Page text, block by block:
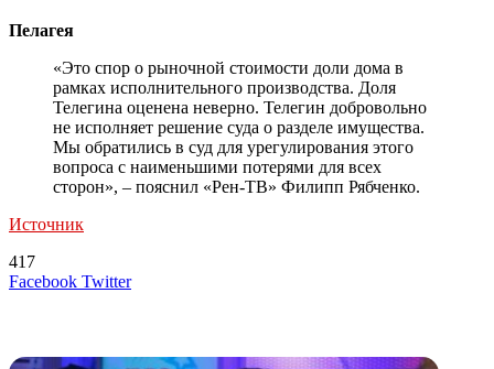
Пелагея
«Это спор о рыночной стоимости доли дома в
рамках исполнительного производства. Доля
Телегина оценена неверно. Телегин добровольно
не исполняет решение суда о разделе имущества.
Мы обратились в суд для урегулирования этого
вопроса с наименьшими потерями для всех
сторон», – пояснил «Рен-ТВ» Филипп Рябченко.
Источник
417
Facebook TwitterLinkedIn
Tumblr
Reddit
Вконтакте
Одноклассники
Skype
Messenger
Messenger
WhatsApp
Telegram
Viber
Line
Поделиться
Печатать